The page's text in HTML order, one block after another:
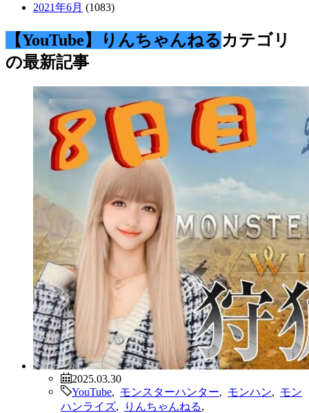
2021年6月 (1083)
【YouTube】りんちゃんねる カテゴリ
の最新記事
2025.03.30
YouTube
モンスターハンター モンハン
モン
ハンライズ
りんちゃんねる